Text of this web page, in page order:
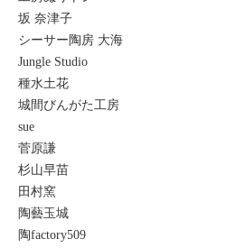
坂 奈津子
シーサー陶房 大海
Jungle Studio
種水土花
城間びんがた工房
sue
菅原謙
杉山早苗
田村窯
陶藝玉城
陶factory509